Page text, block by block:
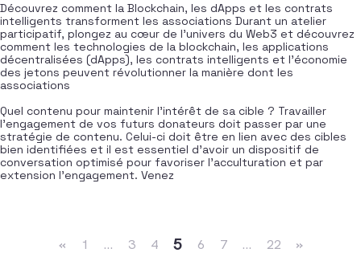
Découvrez comment la Blockchain, les dApps et les contrats
intelligents transforment les associations Durant un atelier
participatif, plongez au cœur de l’univers du Web3 et découvrez
comment les technologies de la blockchain, les applications
décentralisées (dApps), les contrats intelligents et l’économie
des jetons peuvent révolutionner la manière dont les
associations
Quel contenu pour maintenir l’intérêt de sa cible ? Travailler
l’engagement de vos futurs donateurs doit passer par une
stratégie de contenu. Celui-ci doit être en lien avec des cibles
bien identifiées et il est essentiel d’avoir un dispositif de
conversation optimisé pour favoriser l’acculturation et par
extension l’engagement. Venez
« 1 … 3 4 5 6 7 … 22 »